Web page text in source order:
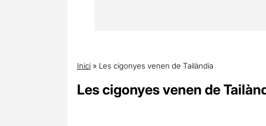
Inici» Les cigonyes venen de Tailàndia
Les cigonyes venen de